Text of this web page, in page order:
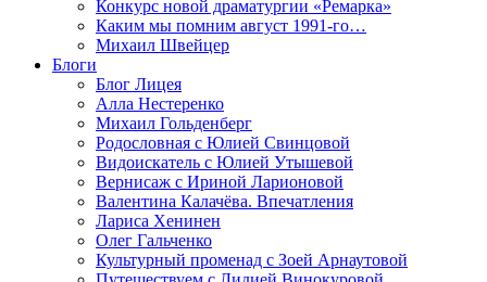
Конкурс новой драматургии «Ремарка»
Каким мы помним август 1991-го…
Михаил Швейцер
Блоги
Блог Лицея
Алла Нестеренко
Михаил Гольденберг
Родословная с Юлией Свинцовой
Видоискатель с Юлией Утышевой
Вернисаж с Ириной Ларионовой
Валентина Калачёва. Впечатления
Лариса Хенинен
Олег Гальченко
Культурный променад с Зоей Арнаутовой